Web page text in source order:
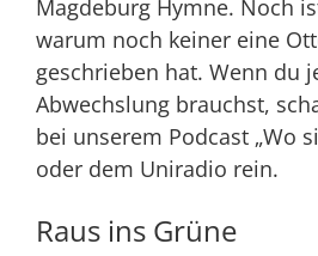
Magdeburg Hymne. Noch
warum noch keiner eine
geschrieben hat. Wenn du
Abwechslung brauchst,
bei unserem Podcast „Wo
oder dem Uniradio rein.
Raus ins Grüne